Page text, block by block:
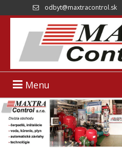
odbyt@maxtracontrol.sk
Menu